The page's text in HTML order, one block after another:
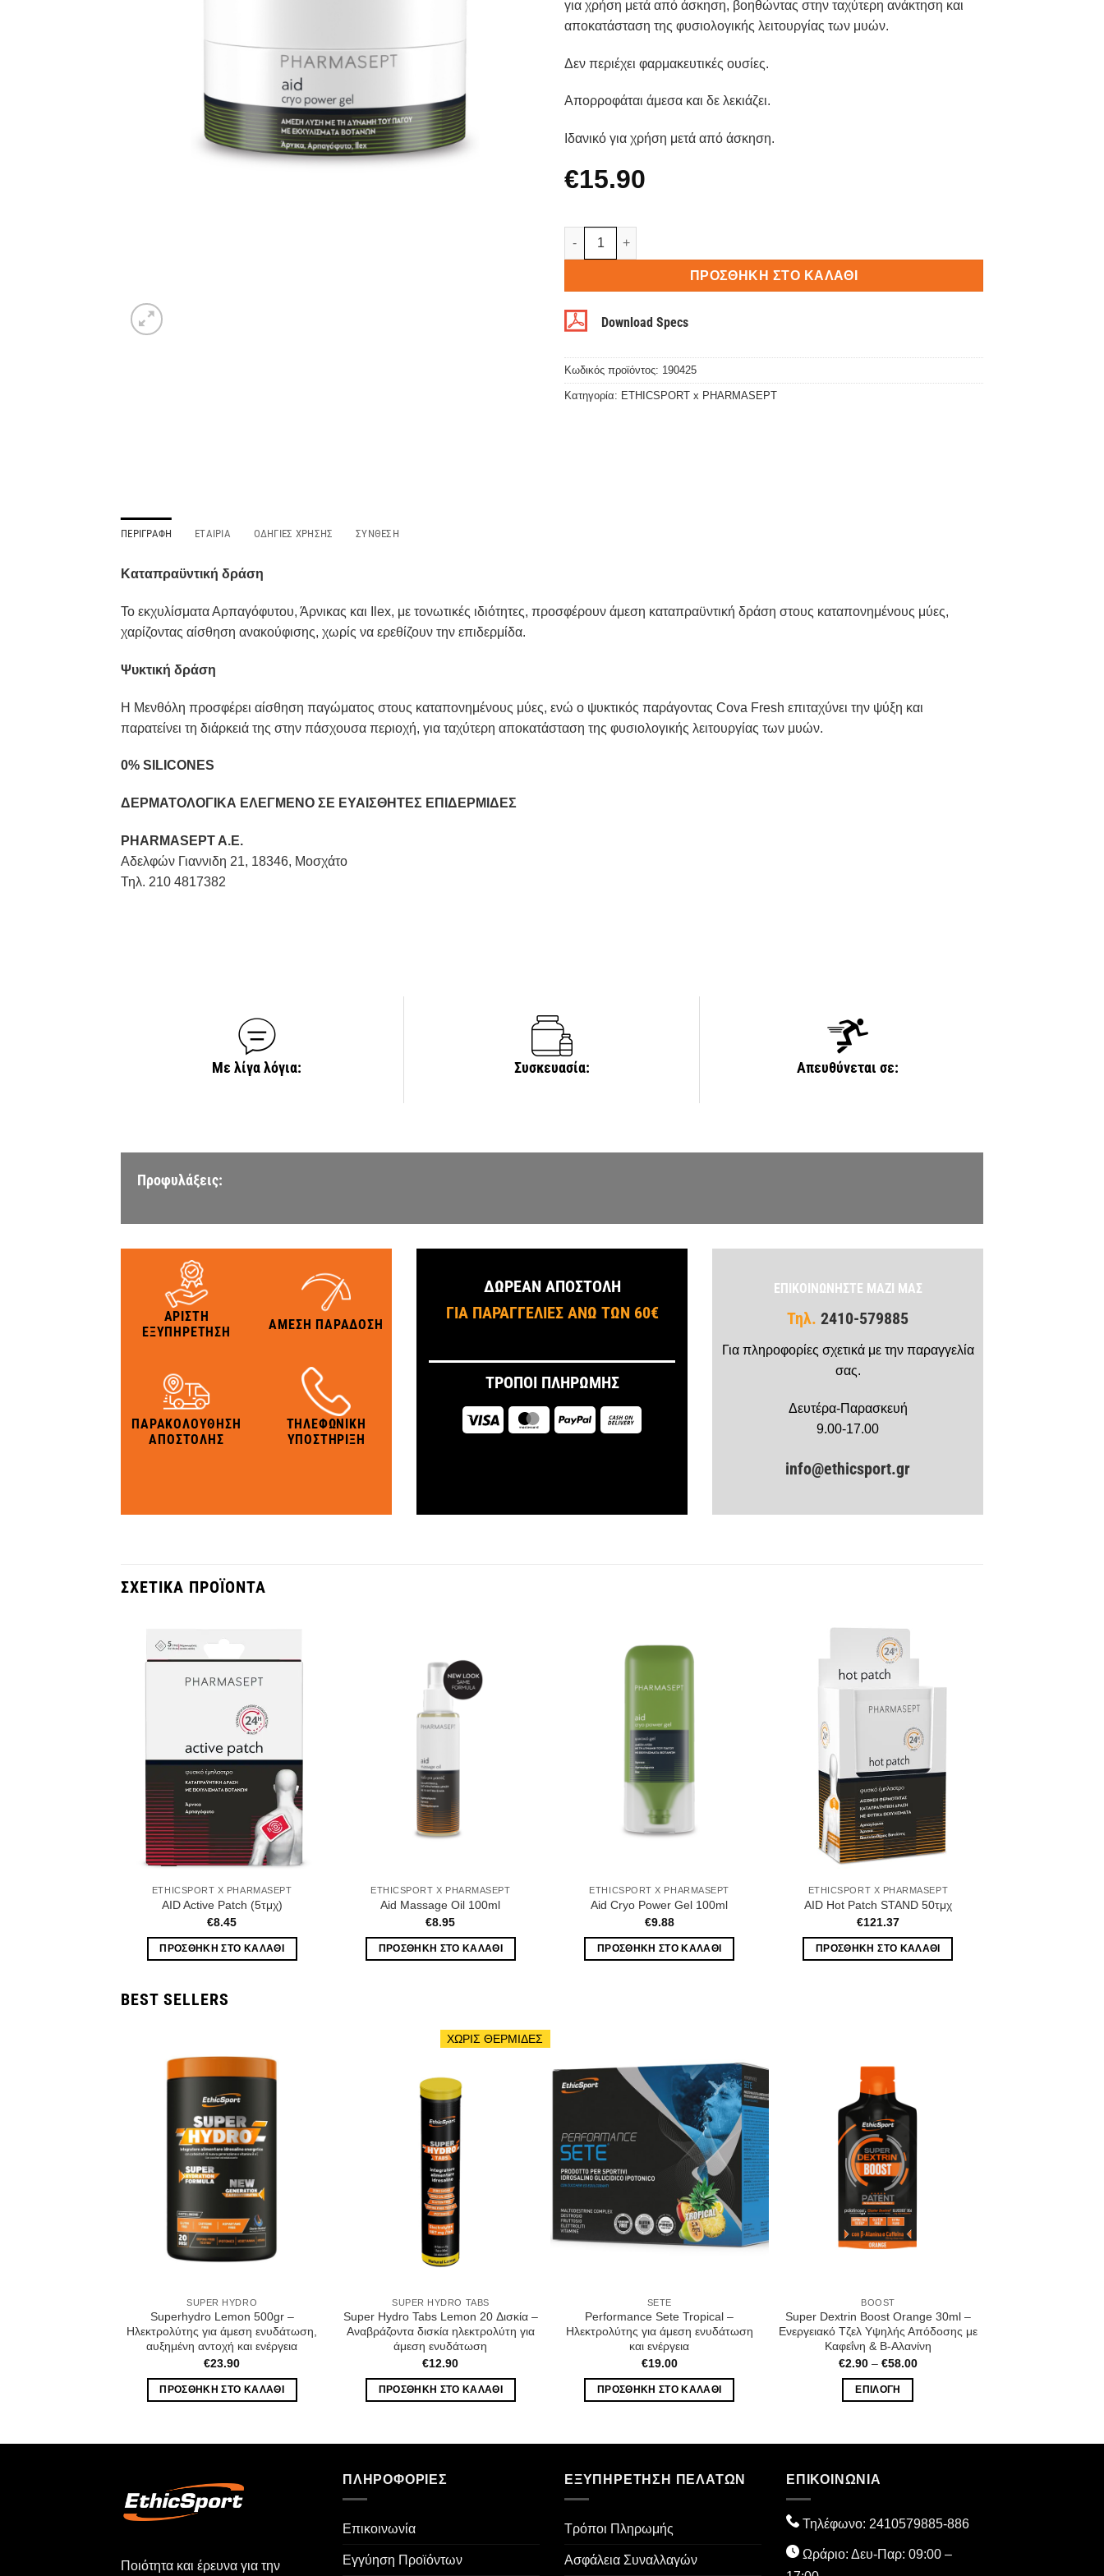
για χρήση μετά από άσκηση, βοηθώντας στην ταχύτερη ανάκτηση και
αποκατάσταση της φυσιολογικής λειτουργίας των μυών.
Δεν περιέχει φαρμακευτικές ουσίες.
Απορροφάται άμεσα και δε λεκιάζει.
Ιδανικό για χρήση μετά από άσκηση.
€15.90
Aid Cryo Power Gel ποσότητα
ΠΡΟΣΘΉΚΗ ΣΤΟ ΚΑΛΆΘΙ
Download Specs
Κωδικός προϊόντος: 190425
Κατηγορία: ETHICSPORT x PHARMASEPT
ΠΕΡΙΓΡΑΦΉ ΕΤΑΙΡΊΑ ΟΔΗΓΊΕΣ ΧΡΉΣΗΣ ΣΎΝΘΕΣΗ
Kαταπραϋντική δράση
Το εκχυλίσματα Αρπαγόφυτου, Άρνικας και Ilex, με τονωτικές ιδιότητες, προσφέρουν άμεση καταπραϋντική δράση στους καταπονημένους μύες,
χαρίζοντας αίσθηση ανακούφισης, χωρίς να ερεθίζουν την επιδερμίδα.
Ψυκτική δράση
Η Μενθόλη προσφέρει αίσθηση παγώματος στους καταπονημένους μύες, ενώ ο ψυκτικός παράγοντας Cova Fresh επιταχύνει την ψύξη και
παρατείνει τη διάρκειά της στην πάσχουσα περιοχή, για ταχύτερη αποκατάσταση της φυσιολογικής λειτουργίας των μυών.
0% SILICONES
ΔΕΡΜΑΤΟΛΟΓΙΚΑ ΕΛΕΓΜΕΝΟ ΣΕ ΕΥΑΙΣΘΗΤΕΣ ΕΠΙΔΕΡΜΙΔΕΣ
PHARMASEPT A.E.
Αδελφών Γιαννιδη 21, 18346, Μοσχάτο
Τηλ. 210 4817382
Με λίγα λόγια: Συσκευασία: Απευθύνεται σε:
Προφυλάξεις:
ΑΡΙΣΤΗ
ΕΞΥΠΗΡΕΤΗΣΗ
ΑΜΕΣΗ ΠΑΡΑΔΟΣΗ
ΠΑΡΑΚΟΛΟΥΘΗΣΗ
ΑΠΟΣΤΟΛΗΣ
ΤΗΛΕΦΩΝΙΚΗ
ΥΠΟΣΤΗΡΙΞΗ
ΔΩΡΕΑΝ ΑΠΟΣΤΟΛΗ
ΓΙΑ ΠΑΡΑΓΓΕΛΙΕΣ ΑΝΩ ΤΩΝ 60€
ΤΡΟΠΟΙ ΠΛΗΡΩΜΗΣ
Visa MasterCardPayPal
ΕΠΙΚΟΙΝΩΝΗΣΤΕ ΜΑΖΙ ΜΑΣ
Τηλ. 2410-579885
Για πληροφορίες σχετικά με την παραγγελία
σας.
Δευτέρα-Παρασκευή
9.00-17.00
info@ethicsport.gr
ΣΧΕΤΙΚΆ ΠΡΟΪΌΝΤΑ
Wishlist
ETHICSPORT X PHARMASEPT
AID Active Patch (5τμχ)
€8.45
ΠΡΟΣΘΉΚΗ ΣΤΟ ΚΑΛΆΘΙ
ETHICSPORT X PHARMASEPT
Aid Massage Oil 100ml
€8.95
ΠΡΟΣΘΉΚΗ ΣΤΟ ΚΑΛΆΘΙ
ETHICSPORT X PHARMASEPT
Aid Cryo Power Gel 100ml
€9.88
ΠΡΟΣΘΉΚΗ ΣΤΟ ΚΑΛΆΘΙ
ETHICSPORT X PHARMASEPT
AID Hot Patch STAND 50τμχ
€121.37
ΠΡΟΣΘΉΚΗ ΣΤΟ ΚΑΛΆΘΙ
BEST SELLERS
SUPER HYDRO
Superhydro Lemon 500gr –
Ηλεκτρολύτης για άμεση ενυδάτωση,
αυξημένη αντοχή και ενέργεια
€23.90
ΠΡΟΣΘΉΚΗ ΣΤΟ ΚΑΛΆΘΙ
ΧΩΡΙΣ ΘΕΡΜΙΔΕΣ
SUPER HYDRO TABS
Super Hydro Tabs Lemon 20 Δισκία –
Αναβράζοντα δισκία ηλεκτρολύτη για
άμεση ενυδάτωση
€12.90
ΠΡΟΣΘΉΚΗ ΣΤΟ ΚΑΛΆΘΙ
Wishlist
SETE
Performance Sete Tropical –
Ηλεκτρολύτης για άμεση ενυδάτωση
και ενέργεια
€19.00
ΠΡΟΣΘΉΚΗ ΣΤΟ ΚΑΛΆΘΙ
BOOST
Super Dextrin Boost Orange 30ml –
Ενεργειακό Τζελ Υψηλής Απόδοσης με
Καφεΐνη & Β-Αλανίνη
€2.90 – €58.00Price
ΕΠΙΛΟΓΉ
προϊόν
πολλαπλές
Οι
μπορούν
Ποιότητα και έρευνα για την
ΠΛΗΡΟΦΟΡΊΕΣ
Επικοινωνία
Εγγύηση Προϊόντων
ΕΞΥΠΗΡΈΤΗΣΗ ΠΕΛΑΤΏΝ
Τρόποι Πληρωμής
Ασφάλεια Συναλλαγών
ΕΠΙΚΟΙΝΩΝΙΑ
Τηλέφωνο: 2410579885-886
Ωράριο: Δευ-Παρ: 09:00 –